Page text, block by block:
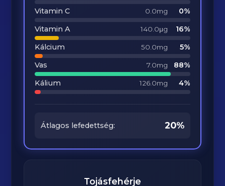
Vitamin C
0.0mg
0%
Vitamin A
140.0μg
16%
Kálcium
50.0mg
5%
Vas
7.0mg
88%
Kálium
126.0mg 4%
Átlagos lefedettség: 20%
Tojásfehérje